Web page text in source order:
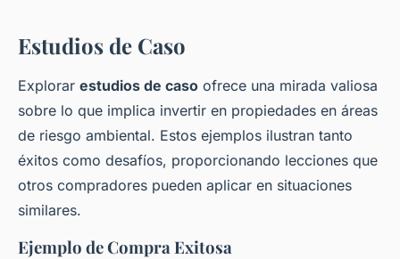
Estudios de Caso
Explorar estudios de caso ofrece una mirada valiosa
sobre lo que implica invertir en propiedades en áreas
de riesgo ambiental. Estos ejemplos ilustran tanto
éxitos como desafíos, proporcionando lecciones que
otros compradores pueden aplicar en situaciones
similares.
Ejemplo de Compra Exitosa